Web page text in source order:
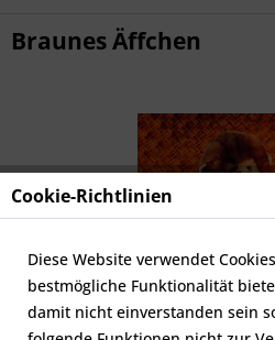
Braunes Äffchen
Cookie-Richtlinien
Diese Website verwendet
bestmögliche Funktionalität
damit nicht einverstanden sein